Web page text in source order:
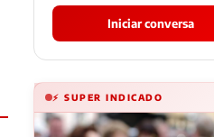
Iniciar conversa
⚡ SUPER INDICADO